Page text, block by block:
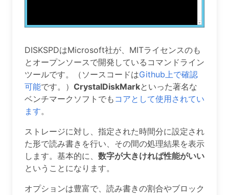
DISKSPDはMicrosoft社が、MITライセンスのも
とオープンソースで開発しているコマンドライン
ツールです。（ソースコードはGithub上で確認
可能です。） CrystalDiskMarkといった著名な
ベンチマークソフトでも コアとして使用されてい
ます。
ストレージに対し、指定された時間分に設定され
た形で読み書きを行い、その間の処理結果を表示
します。基本的に、 数字が大きければ性能がいい
ということになります。
オプションは豊富で、読み書きの割合やブロック